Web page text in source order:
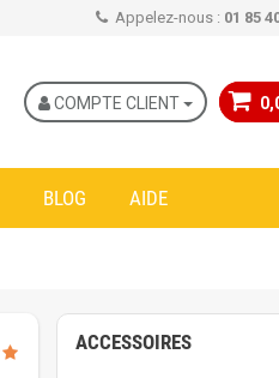
Appelez-nous : 01 85
COMPTE CLIENT
BLOG AIDE
ACCESSOIRES